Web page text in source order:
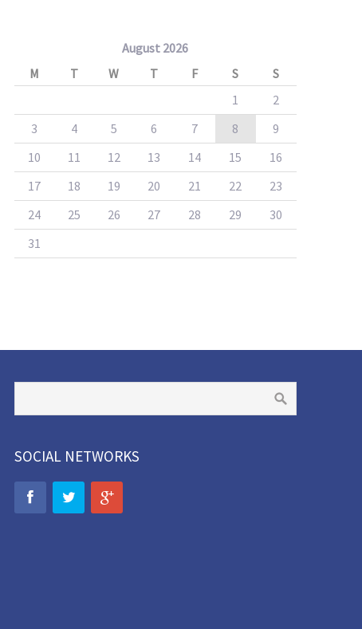
August 2026
M
T W T F S
S
1
2
3
4 5 6 7 8
9
10
11 12 13 14 15
16
17
18 19 20 21 22
23
24
25 26 27 28 29
30
31
SOCIAL NETWORKS